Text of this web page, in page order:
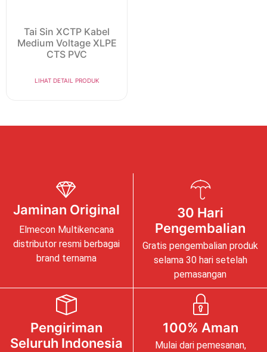
Tai Sin XCTP Kabel
Medium Voltage XLPE
CTS PVC
LIHAT DETAIL PRODUK
Jaminan Original
Elmecon Multikencana
distributor resmi berbagai
brand ternama
30 Hari
Pengembalian
Gratis pengembalian produk
selama 30 hari setelah
pemasangan
Pengiriman
Seluruh Indonesia
100% Aman
Mulai dari pemesanan,